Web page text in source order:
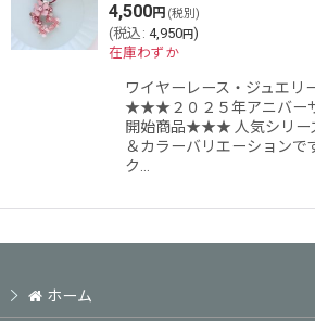
4,500円 (税別)
(税込 : 4,950円)
在庫わずか
ワイヤーレース・ジュエ
★★★２０２５年アニバー
開始商品★★★ 人気シリー
＆カラーバリエーションで
ク…
ホーム